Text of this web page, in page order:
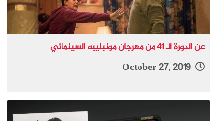
عن الدورة الـ 41 من مهرجان مونبلييه السينمائي
October 27, 2019